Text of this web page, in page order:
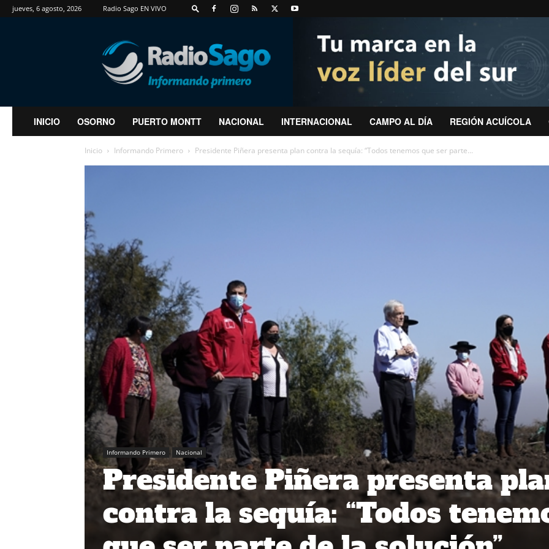
jueves, 6 agosto, 2026 Radio Sago EN VIVO
RadioSago
INICIO OSORNO PUERTO MONTT NACIONAL INTERNACIONAL CAMPO AL DÍA REGIÓN ACUÍCOLA
Inicio Informando Primero Presidente Piñera presenta plan contra la sequía: “Todos tenemos que ser parte...
Informando Primero Nacional
Presidente Piñera presenta
contra la sequía: “Todos